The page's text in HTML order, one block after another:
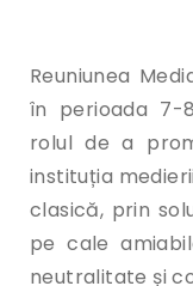
Reuniunea
în perioada 7-
rolul de a
instituția
clasică, prin
pe cale
neutralitate și